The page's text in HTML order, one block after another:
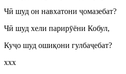
Чӣ шуд он навхатони ҷомазебат?
Чӣ шуд хели парирӯёни Кобул,
Куҷо шуд ошиқони гулбаҷебат?
ххх